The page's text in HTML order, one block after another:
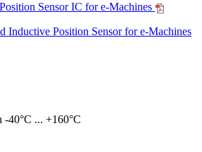
Sensor IC for e-Machines
Inductive Position Sensor for e-Machines
-40°C ... +160°C